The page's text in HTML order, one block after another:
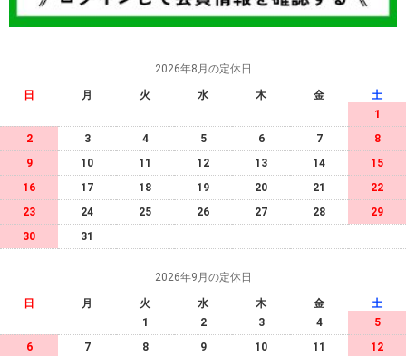
2026年8月の定休日
日 月 火 水 木 金
土
1
2
3 4 5 6 7
8
9
10 11 12 13 14
15
16
17 18 19 20 21
22
23
24 25 26 27 28
29
30
31
2026年9月の定休日
日 月 火 水 木 金
土
1
2 3 4
5
6
7 8 9 10 11
12